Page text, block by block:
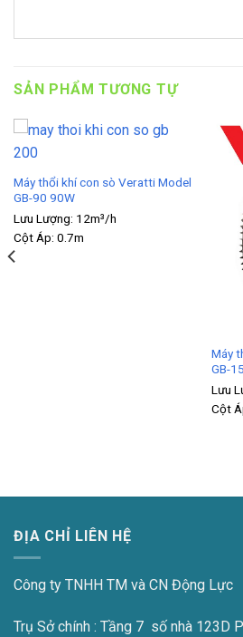
SẢN PHẨM TƯƠNG TỰ
Máy thổi khí con sò Veratti Model
GB-90 90W
Lưu Lượng: 12m³/h
Cột Áp: 0.7m
Máy
GB-
Lưu
Cột
ĐỊA CHỈ LIÊN HỆ
Công ty TNHH TM và CN Động Lực
Trụ Sở chính : Tầng 7 số nhà 123D